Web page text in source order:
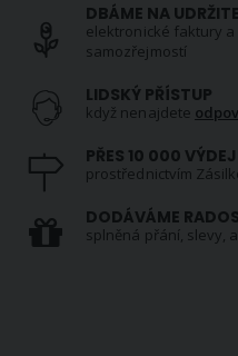
DBÁME NA
elektronické faktury
samozřejmostí
LIDSKÝ PŘÍSTUP
když nenajdete
PŘES 10 000
prostřednictvím
DODÁVÁME
splněná přání, slevy,